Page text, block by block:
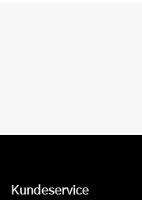
Kundeservice